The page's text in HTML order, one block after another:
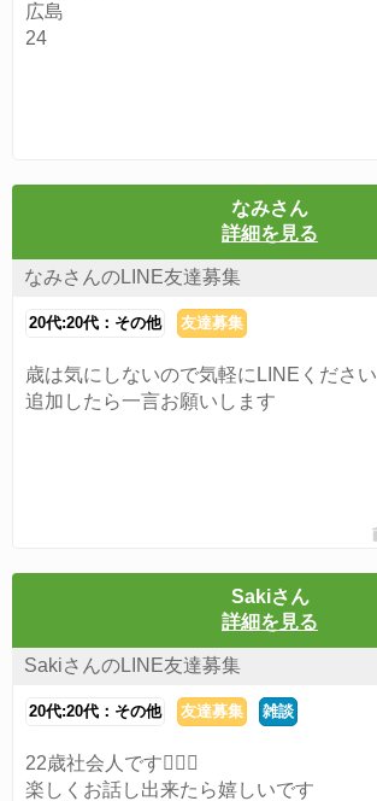
広島
24
なみさん
詳細を見る
なみさんのLINE友達募集
20代:20代：その他 友達募集
歳は気にしないので気軽にLINEください
追加したら一言お願いします
Sakiさん
詳細を見る
SakiさんのLINE友達募集
20代:20代：その他 友達募集 雑談
22歳社会人です👱🏻‍♀️
楽しくお話し出来たら嬉しいです